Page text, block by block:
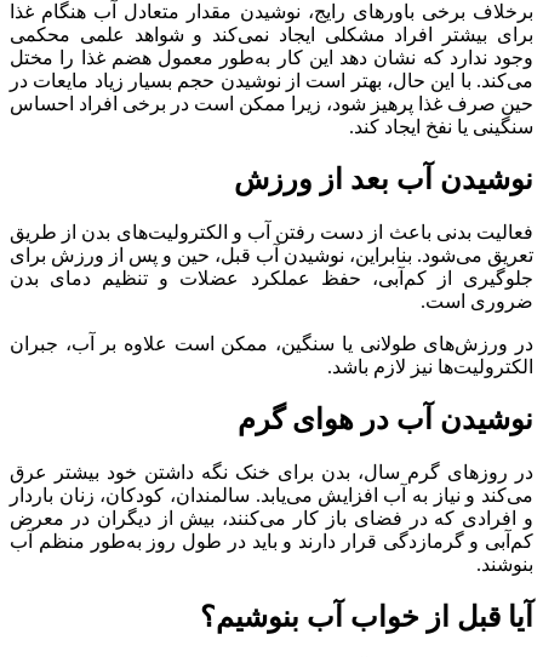
برخلاف برخی باورهای رایج، نوشیدن مقدار متعادل آب هنگام غذا
برای بیشتر افراد مشکلی ایجاد نمی‌کند و شواهد علمی محکمی
وجود ندارد که نشان دهد این کار به‌طور معمول هضم غذا را مختل
می‌کند. با این حال، بهتر است از نوشیدن حجم بسیار زیاد مایعات در
حین صرف غذا پرهیز شود، زیرا ممکن است در برخی افراد احساس
سنگینی یا نفخ ایجاد کند.
نوشیدن آب بعد از ورزش
فعالیت بدنی باعث از دست رفتن آب و الکترولیت‌های بدن از طریق
تعریق می‌شود. بنابراین، نوشیدن آب قبل، حین و پس از ورزش برای
جلوگیری از کم‌آبی، حفظ عملکرد عضلات و تنظیم دمای بدن
ضروری است.
در ورزش‌های طولانی یا سنگین، ممکن است علاوه بر آب، جبران
الکترولیت‌ها نیز لازم باشد.
نوشیدن آب در هوای گرم
در روزهای گرم سال، بدن برای خنک نگه داشتن خود بیشتر عرق
می‌کند و نیاز به آب افزایش می‌یابد. سالمندان، کودکان، زنان باردار
و افرادی که در فضای باز کار می‌کنند، بیش از دیگران در معرض
کم‌آبی و گرمازدگی قرار دارند و باید در طول روز به‌طور منظم آب
بنوشند.
آیا قبل از خواب آب بنوشیم؟